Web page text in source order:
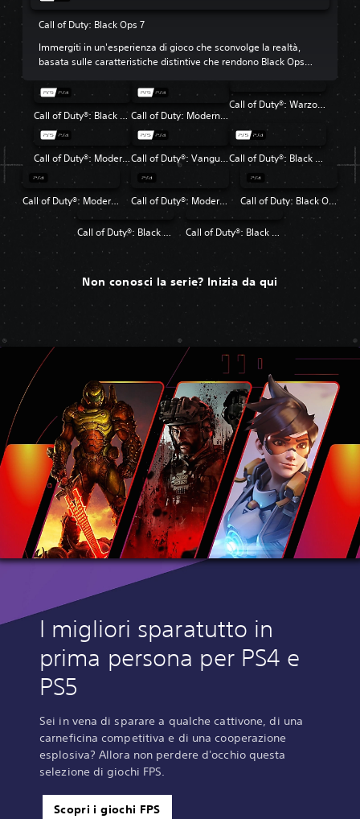
Call of Duty: Black Ops 7
Immergiti in un'esperienza di gioco che sconvolge la realtà,
basata sulle caratteristiche distintive che rendono Black Ops
Call of Duty®: Black Ops 6 Call of Duty: Modern Warfare III
Call of Duty®: Warzone™
Call of Duty®: Modern Warfare® II Call of Duty®: Vanguard Call of Duty®: Black Ops Cold War
Call of Duty®: Modern Warfare® Call of Duty®: Modern Warfare® 2 Campaign Remastered Call of Duty: Black Ops 4
Call of Duty®: Black Ops Call of Duty®: Black Ops II
Non conosci la serie? Inizia da qui
I migliori sparatutto in
prima persona per PS4 e
PS5
Sei in vena di sparare a qualche cattivone, di una
carneficina competitiva e di una cooperazione
esplosiva? Allora non perdere d'occhio questa
selezione di giochi FPS.
Scopri i giochi FPS